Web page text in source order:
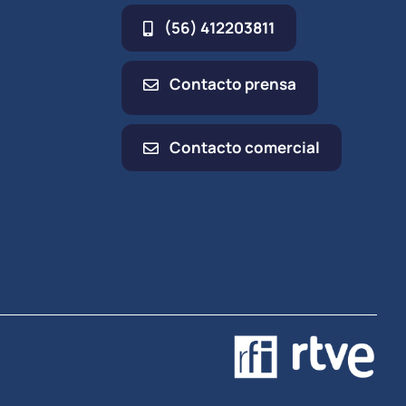
(56) 412203811
Contacto prensa
Contacto comercial